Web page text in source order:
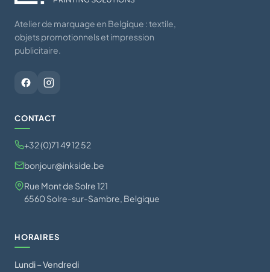
Atelier de marquage en Belgique : textile,
objets promotionnels et impression
publicitaire.
CONTACT
+32 (0)71 49 12 52
bonjour@inkside.be
Rue Mont de Solre 121
6560 Solre-sur-Sambre, Belgique
HORAIRES
Lundi – Vendredi